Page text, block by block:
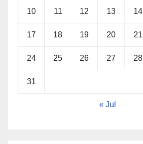
10 11 12 13 14
17 18 19 20 21
24 25 26 27 28
31
« Jul